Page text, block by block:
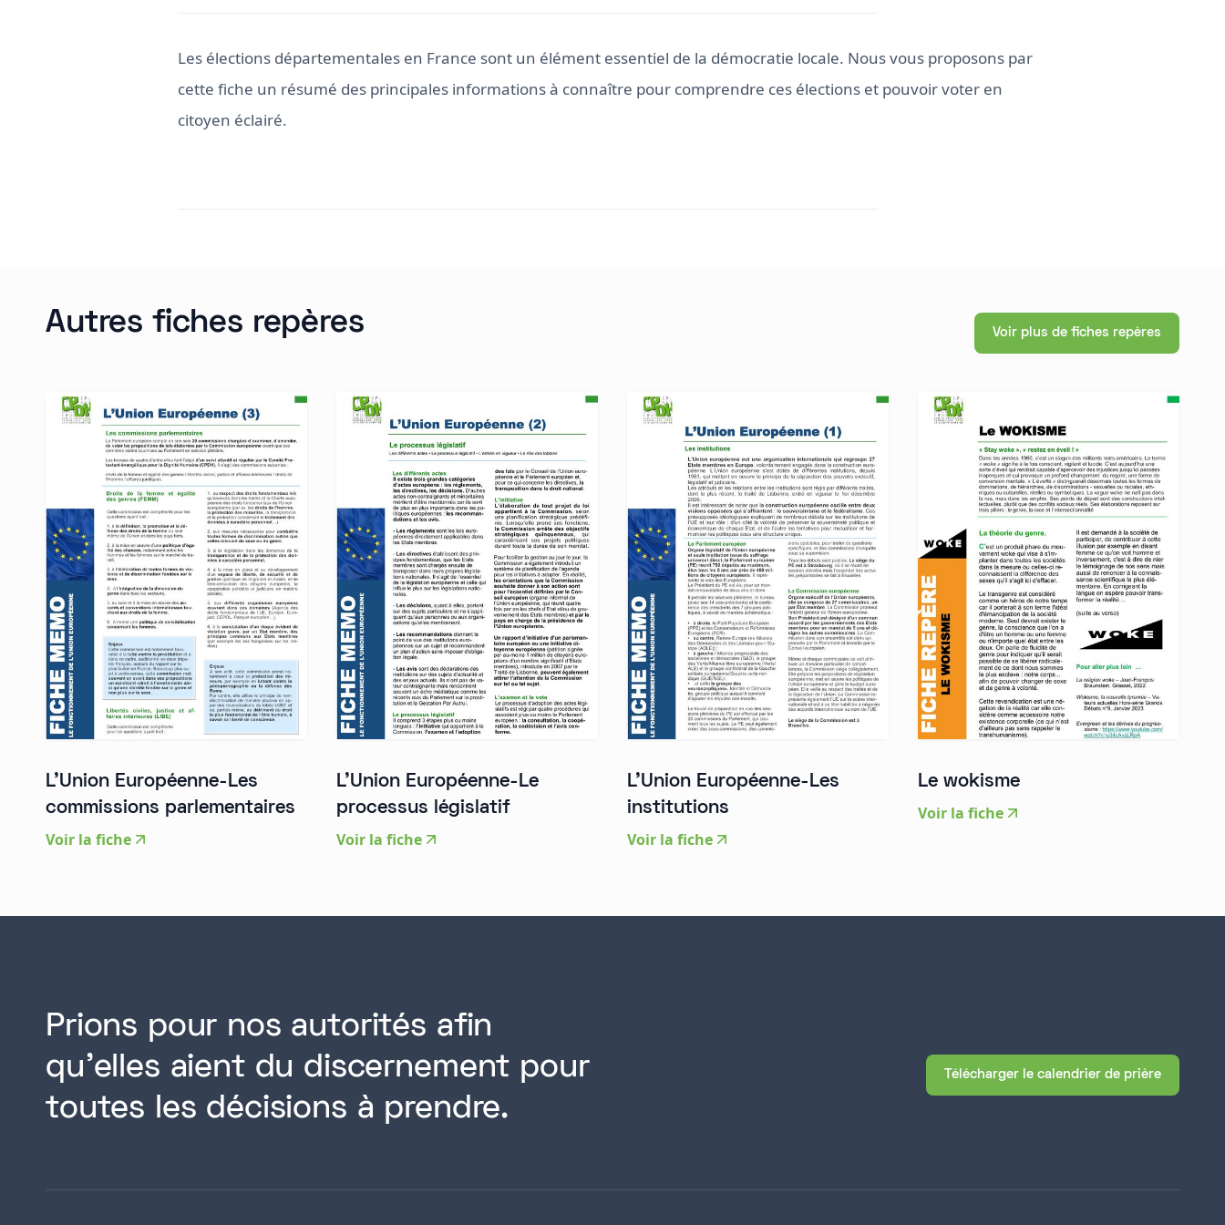
Les élections départementales en France sont un élément essentiel de la démocratie locale. Nous vous proposons par
cette fiche un résumé des principales informations à connaître pour comprendre ces élections et pouvoir voter en
citoyen éclairé.
Autres fiches repères Voir plus de fiches repères
L'Union Européenne-Les
commissions parlementaires
Voir la fiche
L'Union Européenne-Le
processus législatif
Voir la fiche
L'Union Européenne-Les
institutions
Voir la fiche
Le wokisme
Voir la fiche
Prions pour nos autorités afin
qu'elles aient du discernement pour
toutes les décisions à prendre.
Télécharger le calendrier de prière